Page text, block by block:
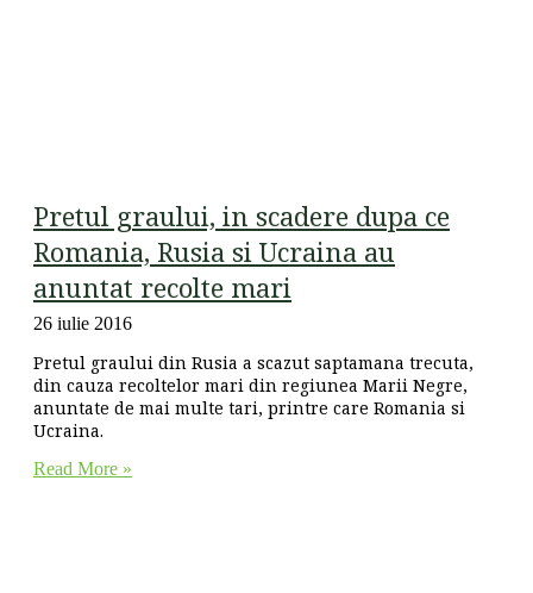
Pretul graului, in scadere dupa ce
Romania, Rusia si Ucraina au
anuntat recolte mari
26 iulie 2016
Pretul graului din Rusia a scazut saptamana trecuta,
din cauza recoltelor mari din regiunea Marii Negre,
anuntate de mai multe tari, printre care Romania si
Ucraina.
Read More »